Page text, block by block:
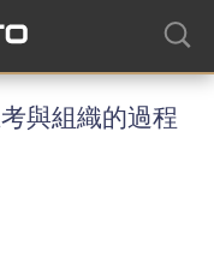
與組織的過程